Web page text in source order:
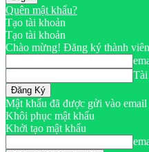
Quên mật khẩu?
Tạo tài khoản
Tạo tài khoản
Chào mừng! Đăng ký thành
Tài
Mật khẩu đã được gửi vào email
Khôi phục mật khẩu
Khởi tạo mật khẩu